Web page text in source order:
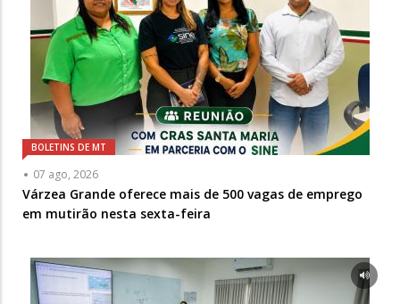
BOLETINS DE MT
07 ago, 2026
Várzea Grande oferece mais de 500 vagas de emprego
em mutirão nesta sexta-feira